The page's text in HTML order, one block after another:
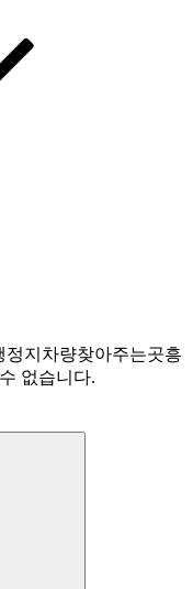
정지차량찾아주는곳흥
없습니다.